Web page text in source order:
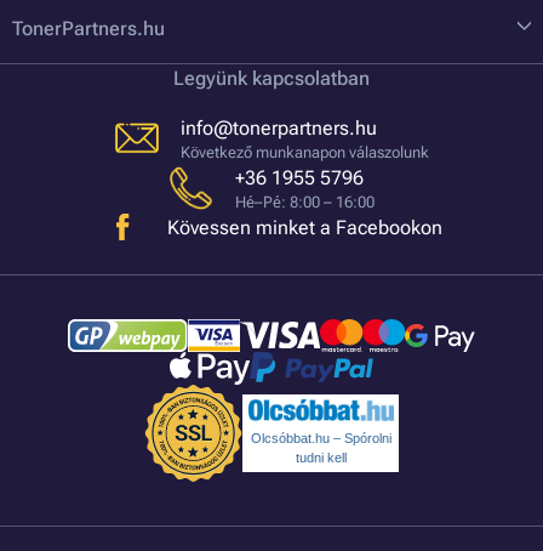
TonerPartners.hu
Legyünk kapcsolatban
info@tonerpartners.hu
Következő munkanapon válaszolunk
+36 1955 5796
Hé–Pé: 8:00 – 16:00
Kövessen minket a Facebookon
Olcsóbbat.hu – Spórolni
tudni kell